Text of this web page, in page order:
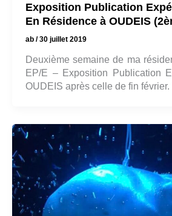
Exposition Publication
En Résidence à OUDEIS
ab /30 juillet 2019
Deuxième semaine de ma
EP/E – Exposition Publication
OUDEIS après celle de fin février.